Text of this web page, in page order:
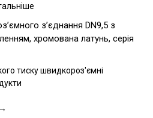
з’єднання DN9,5 з
хромована латунь, серія
тиску швидкороз'ємні